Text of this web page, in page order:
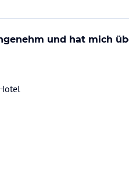
und hat mich